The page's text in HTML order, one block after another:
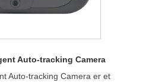
Auto-tracking Camera
Auto-tracking Camera er et